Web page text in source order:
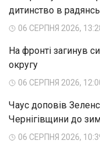
дитинство в
06 СЕРПНЯ 2026,
На фронті загинув
округу
06 СЕРПНЯ 2026,
Чаус доповів
Чернігівщини до
06 СЕРПНЯ 2026,